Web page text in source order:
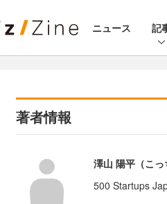
ニュース 記
著者情報
澤山 陽平（こっ
500 Startups